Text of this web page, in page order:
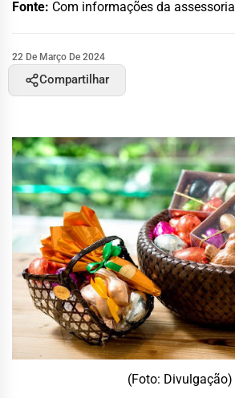
Fonte: Com informações da assessoria
22 De Março De 2024
Compartilhar
(Foto: Divulgação)